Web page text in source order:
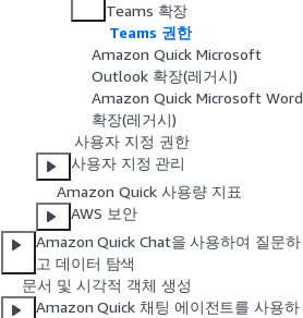
Teams 확장
Teams 권한
Amazon Quick Microsoft
Outlook 확장(레거시)
Amazon Quick Microsoft Word
확장(레거시)
사용자 지정 권한
사용자 지정 관리
Amazon Quick 사용량 지표
AWS 보안
Amazon Quick Chat을 사용하여 질문하
고 데이터 탐색
문서 및 시각적 객체 생성
Amazon Quick 채팅 에이전트를 사용하